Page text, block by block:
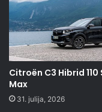
Citroën C3 Hibrid 110
Max
31. julija, 2026